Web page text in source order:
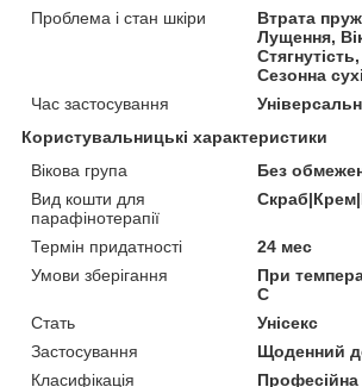
Проблема і стан шкіри
Втрата
Лущення,
Сезонна
Час застосування
Користувальницькі характеристики
Вікова група
Без
Вид кошти для
парафінотерапії
Термін придатності
24 мес
Умови зберігання
При
С
Стать
Унісекс
Застосування
Щоденний
Класифікація
Професійна